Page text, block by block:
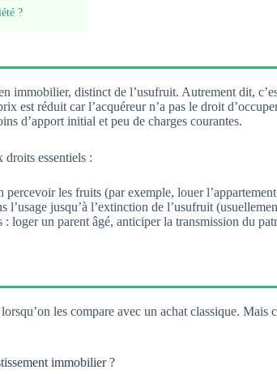
?
immobilier, distinct de l’usufruit. Autrement dit,
est réduit car l’acquéreur n’a pas le droit
d’apport initial et peu de charges courantes.
droits essentiels :
les fruits (par exemple, louer
jusqu’à l’extinction de l’usufruit
loger un parent âgé, anticiper la transmission du
les compare avec un achat classique.
immobilier ?